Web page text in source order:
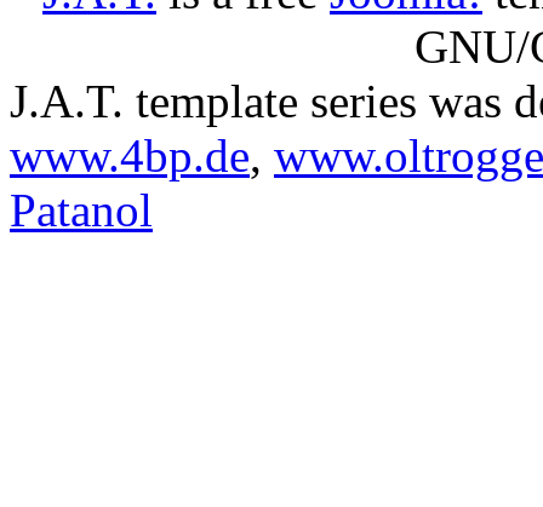
GNU/
J.A.T. template series was
www.4bp.de,
Patanol